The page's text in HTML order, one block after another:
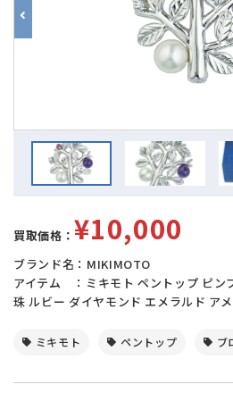
買取価格： ¥10,000
ブランド名：MIKIMOTO
アイテム ：ミキモト ペントップ ピン
珠 ルビー ダイヤモンド エメラルド ア
ミキモト ペントップ ブ